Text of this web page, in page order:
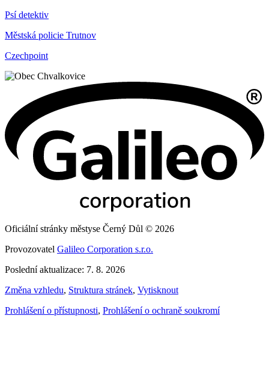
Psí detektiv
Městská policie Trutnov
Czechpoint
Oficiální stránky městyse Černý Důl © 2026
Provozovatel Galileo Corporation s.r.o.
Poslední aktualizace: 7. 8. 2026
Změna vzhledu, Struktura stránek, Vytisknout
Prohlášení o přístupnosti, Prohlášení o ochraně soukromí